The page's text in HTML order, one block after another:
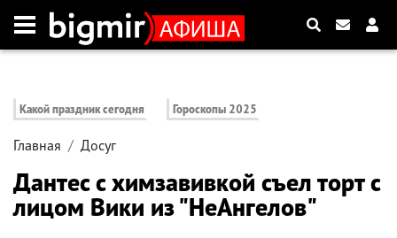
Какой праздник сегодня Гороскопы 2025
Главная Досуг
Дантес с химзавивкой съел торт с
лицом Вики из "НеАнгелов"